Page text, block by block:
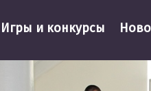
Игры и конкурсы
/ II